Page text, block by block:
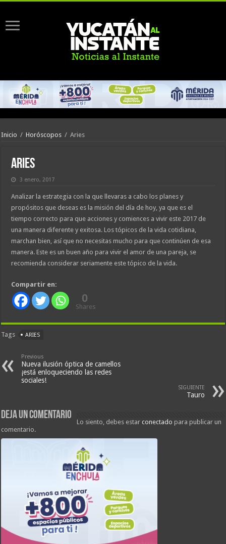
Inicio / Horóscopos / Aries
Aries
3 enero, 2017
Analizar la estrategia con la que llevaras a cabo los planes y
propósitos que deseas es la misión del día de hoy, ya que es el
tiempo correcto para que acciones y comiences a vivir este 2017 de
una manera diferente y exitosa. Los tópicos de la vida cotidiana,
marchan bien, así que no necesitas mucho para que continúen de esa
manera. Este es un buen año para vivir el amor de una pareja, se
recomienda considerar seriamente este tópico de la vida.
Compartir en:
0
Shares
Tags ARIES
Previous
Nueva ilusión óptica de camellos
¡está enloqueciendo las redes
sociales!
SIGUIENTE
Tauro
Deja un comentario
Lo siento, debes estarconectado para publicar un
comentario.